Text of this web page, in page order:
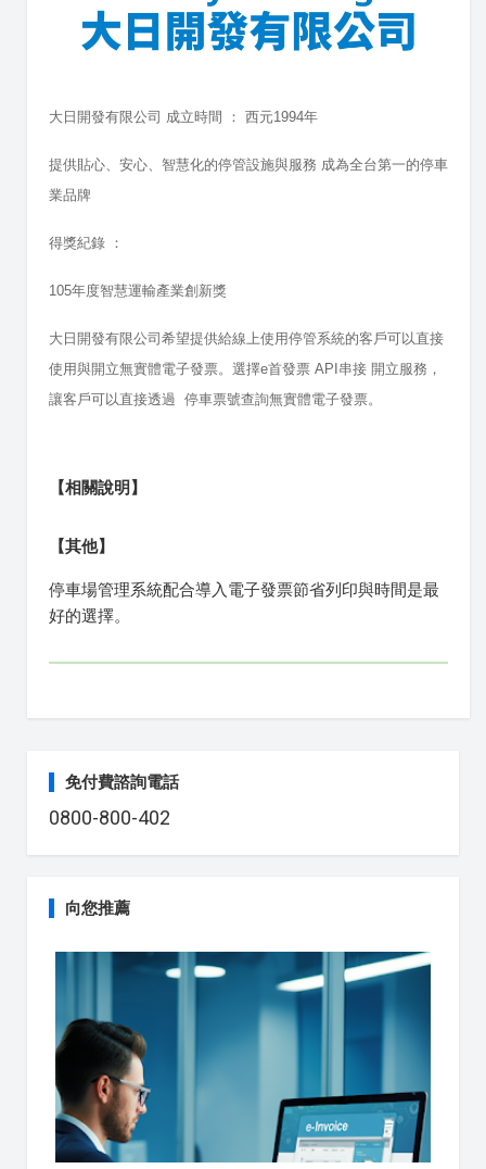
大日開發有限公司 成立時間 ： 西元1994年
提供貼心、安心、智慧化的停管設施與服務 成為全台第一的停車
業品牌
得獎紀錄 ：
105年度智慧運輸產業創新獎
大日開發有限公司希望提供給線上使用停管系統的客戶可以直接
使用與開立無實體電子發票。選擇e首發票 API串接 開立服務，
讓客戶可以直接透過 停車票號查詢無實體電子發票。
【相關說明】
【其他】
停車場管理系統配合導入電子發票節省列印與時間是最
好的選擇。
免付費諮詢電話
0800-800-402
向您推薦